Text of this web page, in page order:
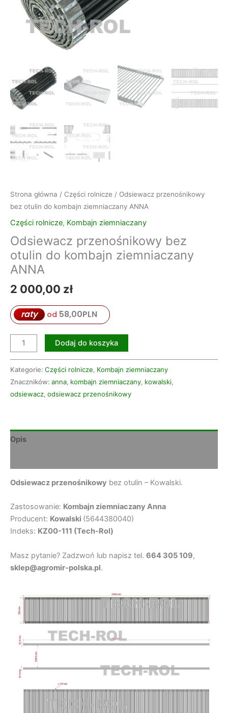
Strona główna / Części rolnicze / Odsiewacz przenośnikowy
bez otulin do kombajn ziemniaczany ANNA
Części rolnicze, Kombajn ziemniaczany
Odsiewacz przenośnikowy bez
otulin do kombajn ziemniaczany
ANNA
2 000,00 zł
raty od 58,00PLN
Dodaj do koszyka
Kategorie: Części rolnicze, Kombajn ziemniaczany
Znaczników: anna, kombajn ziemniaczany, kowalski,
odsiewacz, odsiewacz przenośnikowy
Opis
Odsiewacz przenośnikowy bez otulin – Kowalski.
Zastosowanie: Kombajn ziemniaczany Anna
Producent: Kowalski (5644380040)
Indeks: KZ00-111 (Tech-Rol)
Masz pytanie? Zadzwoń lub napisz tel. 664 305 109,
sklep@agromir-polska.pl.